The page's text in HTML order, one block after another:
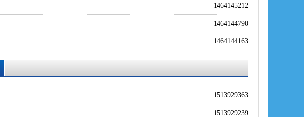
1464145212
1464144790
1464144163
1513929363
1513929239